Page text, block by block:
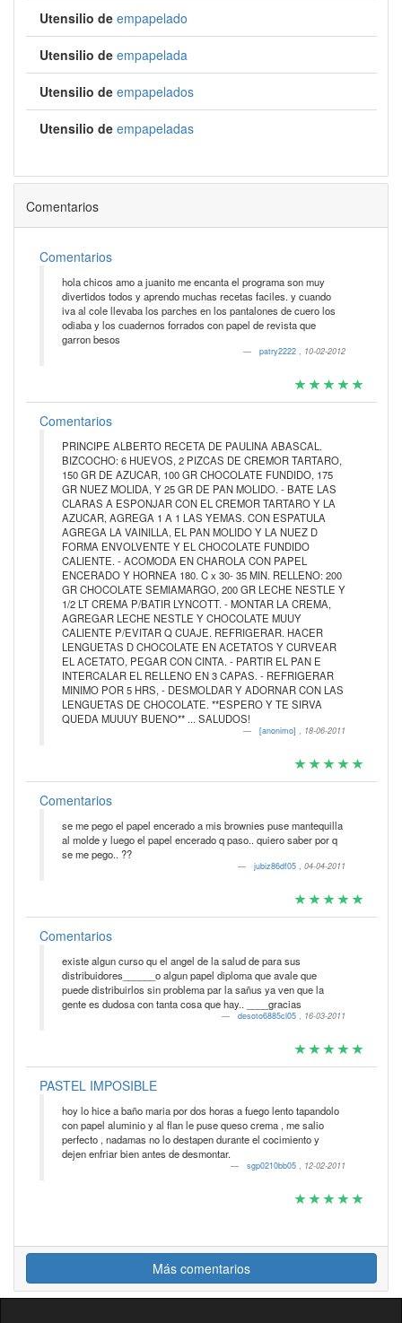
Utensilio de empapelado
Utensilio de empapelada
Utensilio de empapelados
Utensilio de empapeladas
Comentarios
Comentarios
hola chicos amo a juanito me encanta el programa son muy
divertidos todos y aprendo muchas recetas faciles. y cuando
iva al cole llevaba los parches en los pantalones de cuero los
odiaba y los cuadernos forrados con papel de revista que
garron besos
patry2222 , 10-02-2012
Comentarios
PRINCIPE ALBERTO RECETA DE PAULINA ABASCAL.
BIZCOCHO: 6 HUEVOS, 2 PIZCAS DE CREMOR TARTARO,
150 GR DE AZUCAR, 100 GR CHOCOLATE FUNDIDO, 175
GR NUEZ MOLIDA, Y 25 GR DE PAN MOLIDO. - BATE LAS
CLARAS A ESPONJAR CON EL CREMOR TARTARO Y LA
AZUCAR, AGREGA 1 A 1 LAS YEMAS. CON ESPATULA
AGREGA LA VAINILLA, EL PAN MOLIDO Y LA NUEZ D
FORMA ENVOLVENTE Y EL CHOCOLATE FUNDIDO
CALIENTE. - ACOMODA EN CHAROLA CON PAPEL
ENCERADO Y HORNEA 180. C x 30- 35 MIN. RELLENO: 200
GR CHOCOLATE SEMIAMARGO, 200 GR LECHE NESTLE Y
1/2 LT CREMA P/BATIR LYNCOTT. - MONTAR LA CREMA,
AGREGAR LECHE NESTLE Y CHOCOLATE MUUY
CALIENTE P/EVITAR Q CUAJE. REFRIGERAR. HACER
LENGUETAS D CHOCOLATE EN ACETATOS Y CURVEAR
EL ACETATO, PEGAR CON CINTA. - PARTIR EL PAN E
INTERCALAR EL RELLENO EN 3 CAPAS. - REFRIGERAR
MINIMO POR 5 HRS, - DESMOLDAR Y ADORNAR CON LAS
LENGUETAS DE CHOCOLATE. **ESPERO Y TE SIRVA
QUEDA MUUUY BUENO** ... SALUDOS!
[anonimo] , 18-06-2011
Comentarios
se me pego el papel encerado a mis brownies puse mantequilla
al molde y luego el papel encerado q paso.. quiero saber por q
se me pego.. ??
jubiz86df05 , 04-04-2011
Comentarios
existe algun curso qu el angel de la salud de para sus
distribuidores______o algun papel diploma que avale que
puede distribuirlos sin problema par la sañus ya ven que la
gente es dudosa con tanta cosa que hay.. ____gracias
desoto6885cl05 , 16-03-2011
PASTEL IMPOSIBLE
hoy lo hice a baño maria por dos horas a fuego lento tapandolo
con papel aluminio y al flan le puse queso crema , me salio
perfecto , nadamas no lo destapen durante el cocimiento y
dejen enfriar bien antes de desmontar.
sgp0210bb05 , 12-02-2011
Más comentarios